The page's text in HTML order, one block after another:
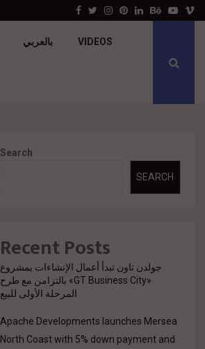
Apache Developments launches Mersea North
Facebook
Twitter
Instagram
Pinterest
LinkedinBehance
بالعربي VIDEOS
Search
SEARCH
Recent Posts
جولدن تاون تبدأ أعمال الإنشاءات بمشروع
«GT Business City» بالتزامن مع طرح
المرحلة الأولى للبيع
Apache Developments launches Mersea
North Coast with 5% down payment and